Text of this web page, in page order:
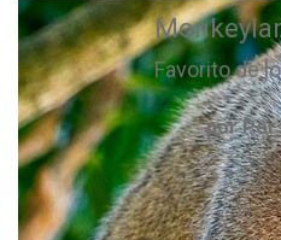
Favorito de
por